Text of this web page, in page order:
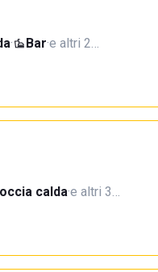
· Bar·e altri 2…
calda·e altri 3…